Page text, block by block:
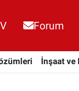
Forum
İnşaat ve